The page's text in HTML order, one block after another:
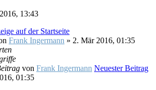
13:43
auf der Startseite
Frank Ingermann » 2. Mär 2016, 01:35
von Frank Ingermann Neuester Beitrag
01:35